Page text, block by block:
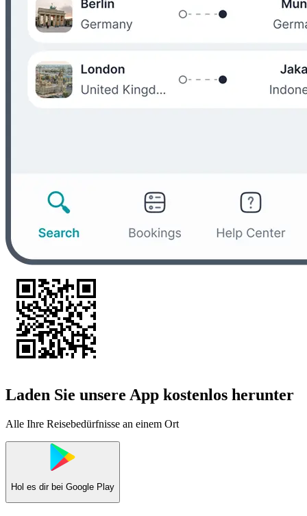
Laden Sie unsere App kostenlos herunter
Alle Ihre Reisebedürfnisse an einem Ort
Hol es dir bei Google Play